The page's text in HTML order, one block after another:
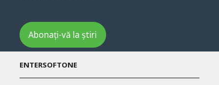
Abonați-vă la știri
ENTERSOFTONE